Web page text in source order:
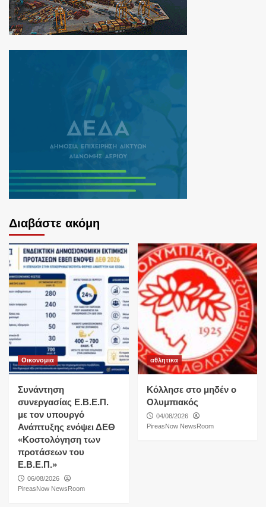
Διαβάστε ακόμη
Οικονομια
Συνάντηση
συνεργασίας Ε.Β.Ε.Π.
με τον υπουργό
Ανάπτυξης ενόψει ΔΕΘ
«Κοστολόγηση των
προτάσεων του
Ε.Β.Ε.Π.»
06/08/2026
PireasNow NewsRoom
αθλητικα
Κόλλησε στο μηδέν ο
Ολυμπιακός
04/08/2026
PireasNow NewsRoom